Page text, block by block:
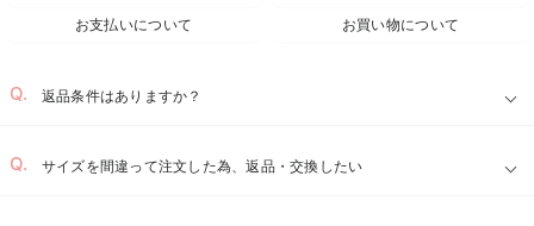
お支払いについて
お買い物について
返品条件はありますか？
サイズを間違って注文した為、返品・交換したい